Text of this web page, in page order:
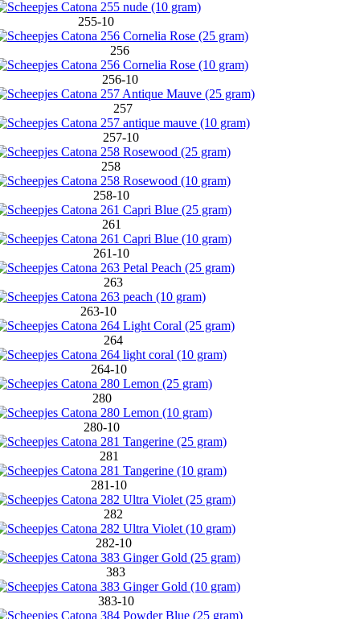
255-10
256
256-10
257
257-10
258
258-10
261
261-10
263
263-10
264
264-10
280
280-10
281
281-10
282
282-10
383
383-10